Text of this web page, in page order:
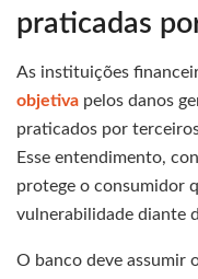
praticadas
As instituições
objetiva pelos danos
praticados por
Esse entendimento,
protege o consumidor
vulnerabilidade diante
O banco deve assumir